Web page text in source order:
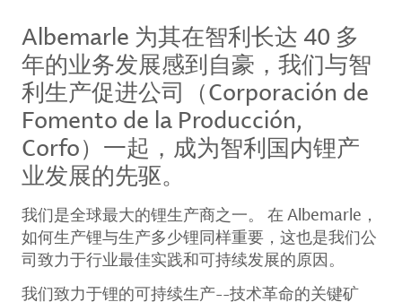
Albemarle 为其在智利长达 40 多
年的业务发展感到自豪，我们与智
利生产促进公司（Corporación de
Fomento de la Producción,
Corfo）一起，成为智利国内锂产
业发展的先驱。
我们是全球最大的锂生产商之一。 在 Albemarle，
如何生产锂与生产多少锂同样重要，这也是我们公
司致力于行业最佳实践和可持续发展的原因。
我们致力于锂的可持续生产--技术革命的关键矿